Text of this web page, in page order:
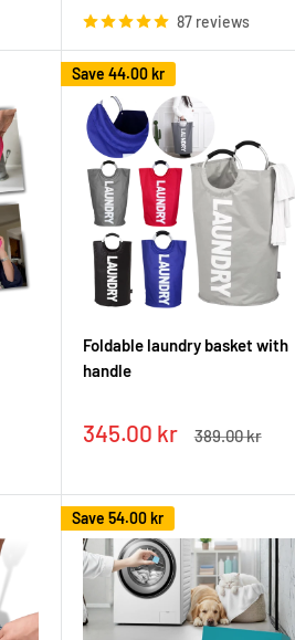
price
87 reviews
Save 44.00 kr
Foldable laundry basket with
handle
Sale
345.00 kr
Regular
389.00 kr
Save 54.00 kr